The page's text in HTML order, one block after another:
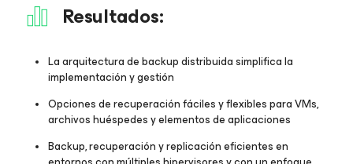
Resultados:
La arquitectura de backup distribuida simplifica la
implementación y gestión
Opciones de recuperación fáciles y flexibles para VMs,
archivos huéspedes y elementos de aplicaciones
Backup, recuperación y replicación eficientes en